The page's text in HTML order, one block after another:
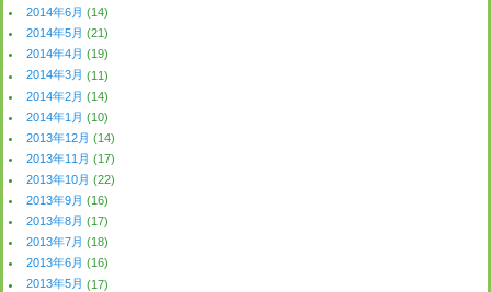
2014年6月 (14)
2014年5月 (21)
2014年4月 (19)
2014年3月 (11)
2014年2月 (14)
2014年1月 (10)
2013年12月 (14)
2013年11月 (17)
2013年10月 (22)
2013年9月 (16)
2013年8月 (17)
2013年7月 (18)
2013年6月 (16)
2013年5月 (17)